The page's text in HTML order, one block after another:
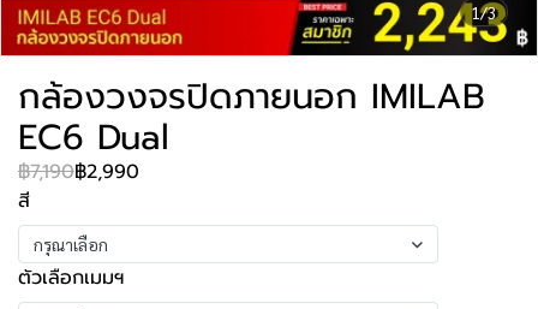
1/3
กล้องวงจรปิดภายนอก IMILAB
EC6 Dual
฿7,190฿2,990
สี
กรุณาเลือก
ตัวเลือกเมมฯ